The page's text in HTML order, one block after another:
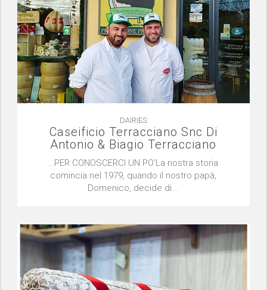
DAIRIES
Caseificio Terracciano Snc Di
Antonio & Biagio Terracciano
…PER CONOSCERCI UN PO'La nostra storia
comincia nel 1979, quando il nostro papà,
Domenico, decide di...